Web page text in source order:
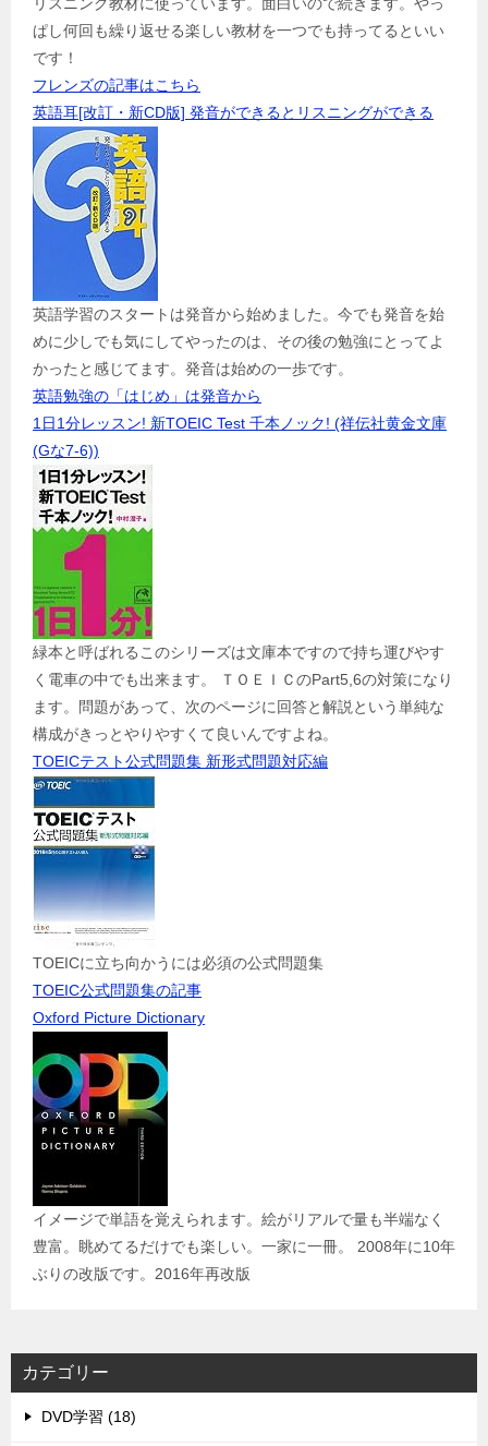
リスニング教材に使っています。面白いので続きます。やっ
ぱし何回も繰り返せる楽しい教材を一つでも持ってるといい
です！
フレンズの記事はこちら
英語耳[改訂・新CD版] 発音ができるとリスニングができる
英語学習のスタートは発音から始めました。今でも発音を始
めに少しでも気にしてやったのは、その後の勉強にとってよ
かったと感じてます。発音は始めの一歩です。
英語勉強の「はじめ」は発音から
1日1分レッスン! 新TOEIC Test 千本ノック! (祥伝社黄金文庫
(Gな7-6))
緑本と呼ばれるこのシリーズは文庫本ですので持ち運びやす
く電車の中でも出来ます。 ＴＯＥＩＣのPart5,6の対策になり
ます。問題があって、次のページに回答と解説という単純な
構成がきっとやりやすくて良いんですよね。
TOEICテスト公式問題集 新形式問題対応編
TOEICに立ち向かうには必須の公式問題集
TOEIC公式問題集の記事
Oxford Picture Dictionary
イメージで単語を覚えられます。絵がリアルで量も半端なく
豊富。眺めてるだけでも楽しい。一家に一冊。 2008年に10年
ぶりの改版です。2016年再改版
カテゴリー
DVD学習 (18)